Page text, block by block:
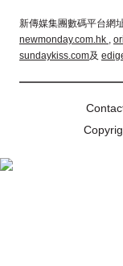
新傳媒集團數碼平台網
newmonday.com.hk ,
sundaykiss.com及